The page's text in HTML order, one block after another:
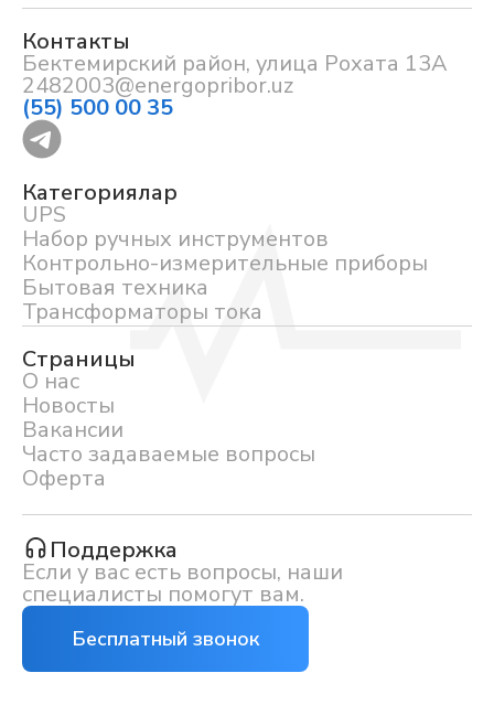
Контакты
Бектемирский район, улица Рохата 13А
2482003@energopribor.uz
(55) 500 00 35
Категориялар
UPS
Набор ручных инструментов
Контрольно-измерительные приборы
Бытовая техника
Трансформаторы тока
Страницы
О нас
Новосты
Вакансии
Часто задаваемые вопросы
Оферта
Поддержка
Если у вас есть вопросы, наши
специалисты помогут вам.
Бесплатный звонок